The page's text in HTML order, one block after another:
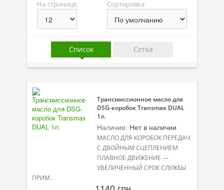
Линейка масел Top Tec
Линейка масел Special Tec
Линейка масел Optimal
Присадки
Присадки в системы охлаждения
Присадки в топливо
Трансмиссионные масла
Сервисные продукты
На странице:
Сортировка:
Список Сетка
Трансмиссионное масло для
DSG-коробок Transmax DUAL
1л.
Наличие: Нет в наличии
МАСЛО ДЛЯ КОРОБОК ПЕРЕДАЧ
С ДВОЙНЫМ СЦЕПЛЕНИЕМ
ПЛАВНОЕ ДВИЖЕНИЕ —
УВЕЛИЧЕННЫЙ СРОК СЛУЖБЫ
ПРИМ..